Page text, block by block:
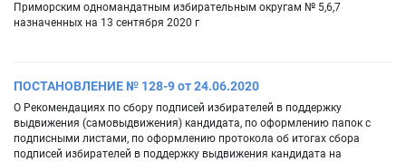
Приморским одномандатным избирательным округам № 5,6,7
назначенных на 13 сентября 2020 г
ПОСТАНОВЛЕНИЕ № 128-9 от 24.06.2020
О Рекомендациях по сбору подписей избирателей в поддержку
выдвижения (самовыдвижения) кандидата, по оформлению папок с
подписными листами, по оформлению протокола об итогах сбора
подписей избирателей в поддержку выдвижения кандидата на